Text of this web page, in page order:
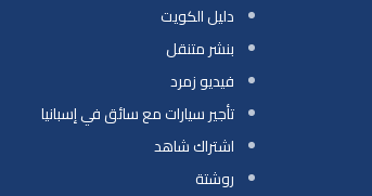
دليل الكويت
بنشر متنقل
فيديو زمرد
تأجير سيارات مع سائق في إسبانيا
اشتراك شاهد
روشتة